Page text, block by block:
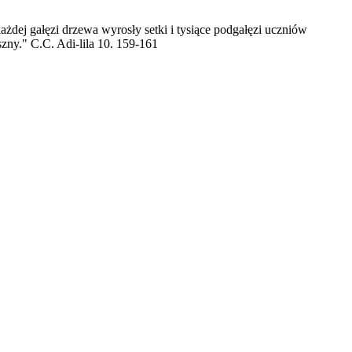
gałęzi drzewa wyrosły setki i tysiące podgałęzi uczniów
C.C. Adi-lila 10. 159-161